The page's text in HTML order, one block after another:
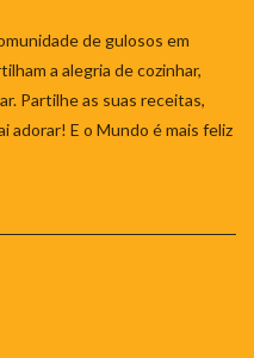
de gulosos em
a alegria de cozinhar,
Partilhe as suas receitas,
adorar! E o Mundo é mais feliz